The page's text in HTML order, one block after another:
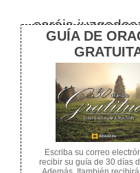
seréis
seréis
seréis
Otras
English